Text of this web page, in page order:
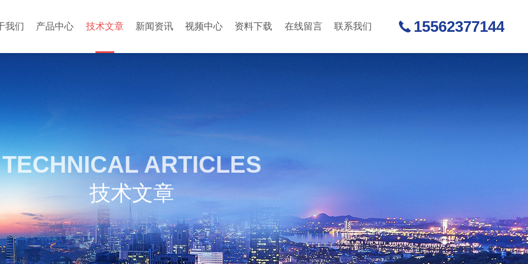
我们 产品中心 技术文章 新闻资讯 视频中心 资料下载 在线留言 联系我们 15562377144
TECHNICAL ARTICLES
技术文章